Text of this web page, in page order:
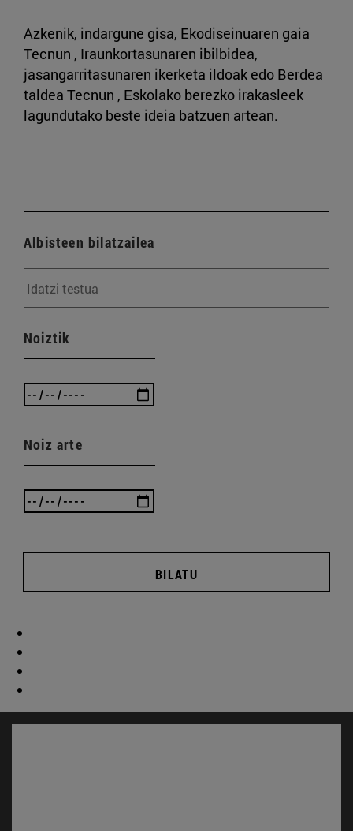
Azkenik, indargune gisa, Ekodiseinuaren gaia
Tecnun , Iraunkortasunaren ibilbidea,
jasangarritasunaren ikerketa ildoak edo Berdea
taldea Tecnun , Eskolako berezko irakasleek
lagundutako beste ideia batzuen artean.
Albisteen bilatzailea
Noiztik
Noiz arte
BILATU